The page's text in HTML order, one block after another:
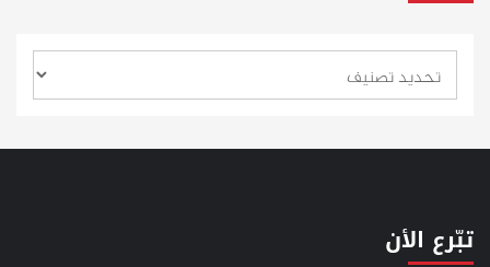
تبّرع الأن